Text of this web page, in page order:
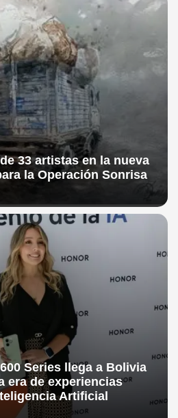
33 artistas en la nueva
la Operación Sonrisa
Series llega a Bolivia
era de experiencias
Artificial